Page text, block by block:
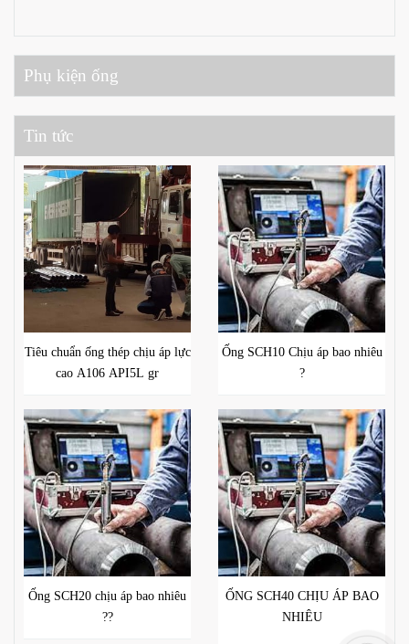
Phụ kiện ống
Tin tức
Tiêu chuẩn ống thép chịu áp lực
cao A106 API5L gr
Ống SCH10 Chịu áp bao nhiêu
?
Ống SCH20 chịu áp bao nhiêu
??
ỐNG SCH40 CHỊU ÁP BAO
NHIÊU